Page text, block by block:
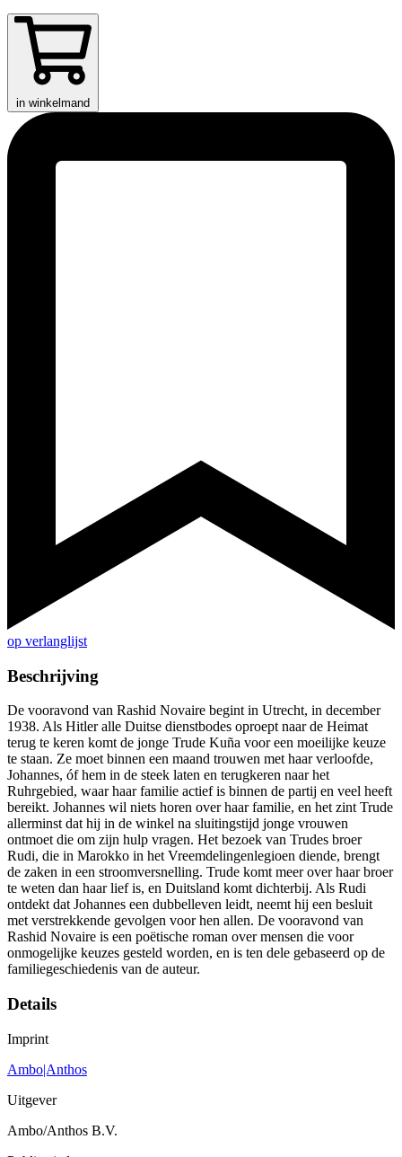
in winkelmand
op verlanglijst
Beschrijving
De vooravond van Rashid Novaire begint in Utrecht, in december
1938. Als Hitler alle Duitse dienstbodes oproept naar de Heimat
terug te keren komt de jonge Trude Kuña voor een moeilijke keuze
te staan. Ze moet binnen een maand trouwen met haar verloofde,
Johannes, óf hem in de steek laten en terugkeren naar het
Ruhrgebied, waar haar familie actief is binnen de partij en veel heeft
bereikt. Johannes wil niets horen over haar familie, en het zint Trude
allerminst dat hij in de winkel na sluitingstijd jonge vrouwen
ontmoet die om zijn hulp vragen. Het bezoek van Trudes broer
Rudi, die in Marokko in het Vreemdelingenlegioen diende, brengt
de zaken in een stroomversnelling. Trude komt meer over haar broer
te weten dan haar lief is, en Duitsland komt dichterbij. Als Rudi
ontdekt dat Johannes een dubbelleven leidt, neemt hij een besluit
met verstrekkende gevolgen voor hen allen. De vooravond van
Rashid Novaire is een poëtische roman over mensen die voor
onmogelijke keuzes gesteld worden, en is ten dele gebaseerd op de
familiegeschiedenis van de auteur.
Details
Imprint
Ambo|Anthos
Uitgever
Ambo/Anthos B.V.